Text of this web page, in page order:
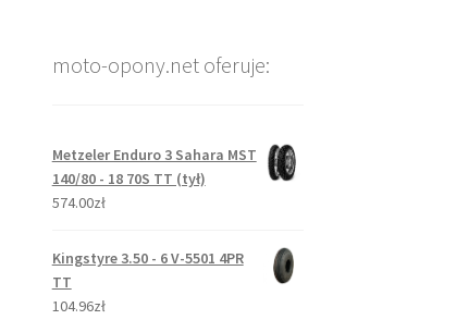
moto-opony.net oferuje:
Metzeler Enduro 3 Sahara MST
140/80 - 18 70S TT (tył)
574.00zł
Kingstyre 3.50 - 6 V-5501 4PR
TT
104.96zł